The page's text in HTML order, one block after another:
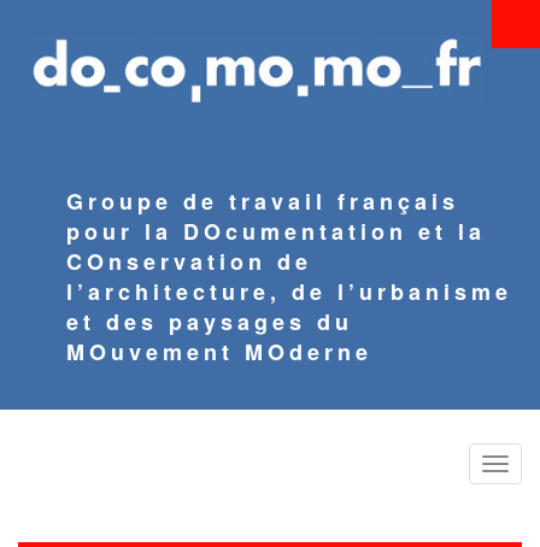
contenu
principal
Groupe de travail français
pour la DOcumentation et la
COnservation de
l’architecture, de l’urbanisme
et des paysages du
MOuvement MOderne
Toggle